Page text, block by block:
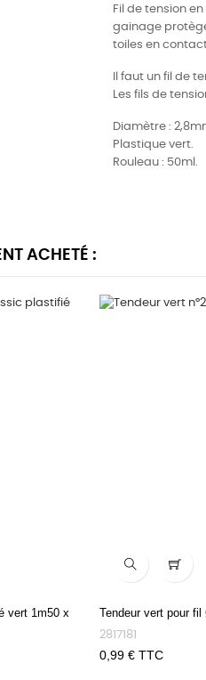
Fil de tension
gainage
toiles en
Il faut un fil de
Les fils de
Diamètre :
Plastique vert.
Rouleau : 50ml.
ACHETÉ :
vert 1m50 x
Tendeur vert pour
2817181
Prix
0,99 € TTC